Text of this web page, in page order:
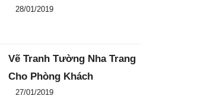
Đăng ngày
28/01/2019
Vẽ Tranh Tường Nha Trang
Cho Phòng Khách
Đăng ngày
27/01/2019